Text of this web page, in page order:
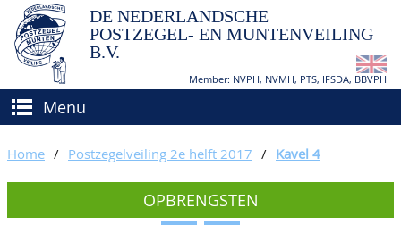
DE NEDERLANDSCHE
POSTZEGEL- EN MUNTENVEILING
B.V.
Member: NVPH, NVMH, PTS, IFSDA, BBVPH
Menu
(VER)KOPEN
Hoe verkopen?
BIEDEN
Home / Postzegelveiling 2e helft 2017 / Kavel 4
OPBRENGSTEN